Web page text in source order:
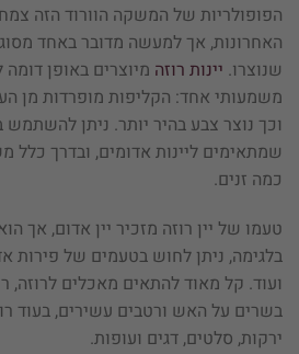
הפופולריות של המשקה הוורוד הזה
האחרונות, אך למעשה מדובר באחד
שנוצרו. יינות רוזה מיוצרים באופן
משמעותי אחד: הקליפות מופרדות מן
וכך נוצר צבע בהיר יותר. ניתן
שמתאימים ליינות אדומים, ובדרך
כמה זנים.
טעמו של יין רוזה מזכיר יין אדום, אך
בלגימה, ניתן לחוש בטעמים של פירות
ועוד. קל מאוד להתאים מאכלים לרוזה,
בשרים על האש ורטבים עשירים, בעוד
ירקות, סלטים, דגים ועופות.